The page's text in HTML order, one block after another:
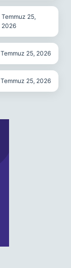
Temmuz 25,
2026
Temmuz 25, 2026
Temmuz 25, 2026